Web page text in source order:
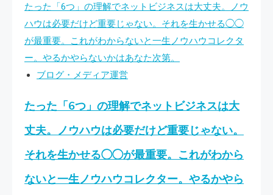
たった「6つ」の理解でネットビジネスは大丈夫。ノウ
ハウは必要だけど重要じゃない。それを生かせる◯◯
が最重要。これがわからないと一生ノウハウコレクタ
ー。やるかやらないかはあなた次第。
ブログ・メディア運営
たった「6つ」の理解でネットビジネスは大
丈夫。ノウハウは必要だけど重要じゃない。
それを生かせる◯◯が最重要。これがわから
ないと一生ノウハウコレクター。やるかやら